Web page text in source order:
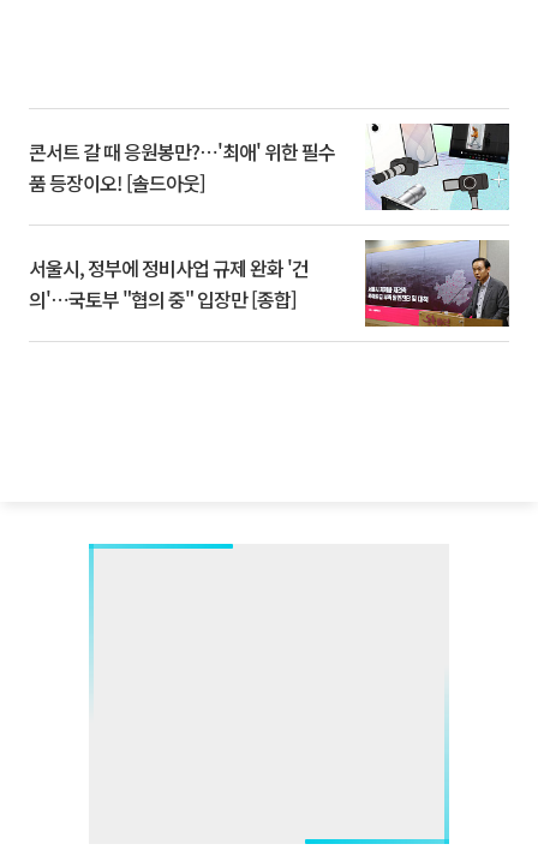
콘서트 갈 때 응원봉만?⋯'최애' 위한 필수
품 등장이오! [솔드아웃]
서울시, 정부에 정비사업 규제 완화 '건
의'⋯국토부 "협의 중" 입장만 [종합]